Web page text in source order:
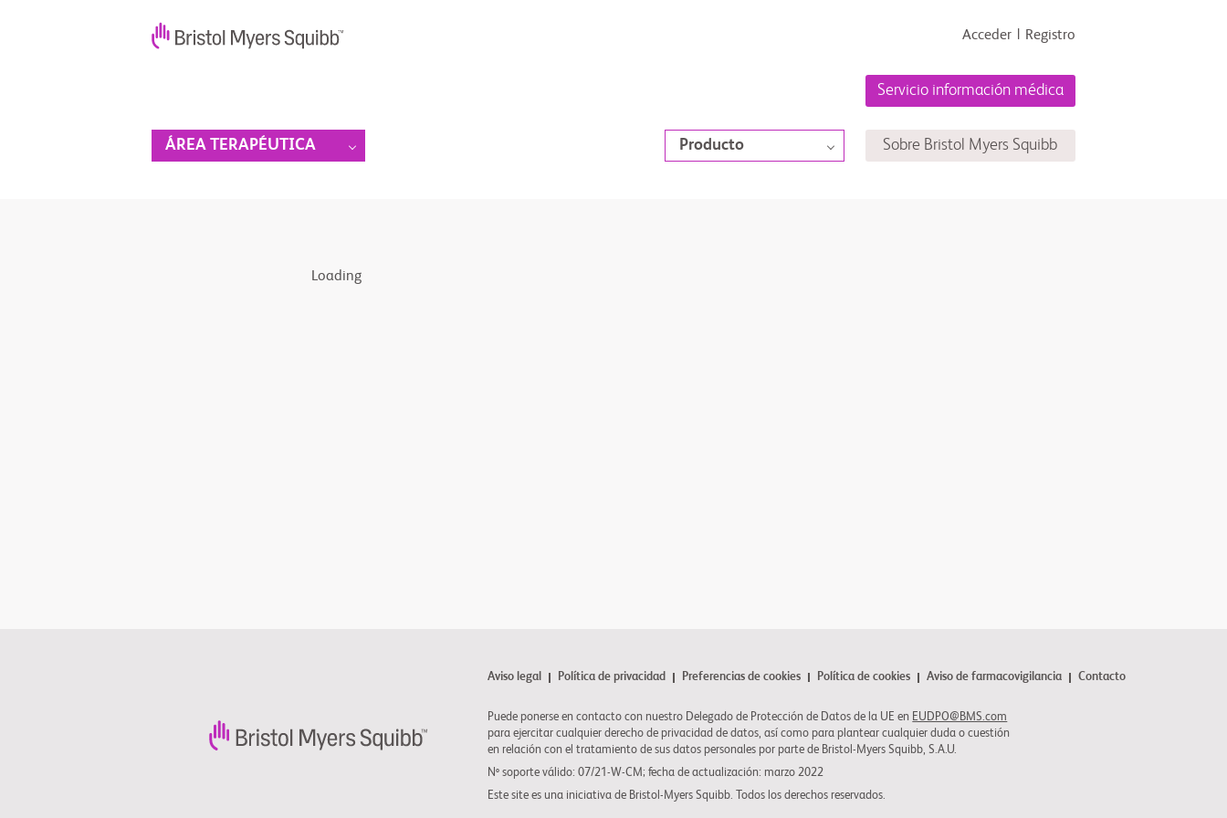
Acceder Registro
ÁREA TERAPÉUTICA Producto
Servicio información médica
Sobre Bristol Myers Squibb
Loading
Aviso legal Política de privacidad Preferencias de cookies Política de cookies Aviso de farmacovigilancia Contacto
Puede ponerse en contacto con nuestro Delegado de Protección de Datos de la UE en EUDPO@BMS.com
para ejercitar cualquier derecho de privacidad de datos, así como para plantear cualquier duda o cuestión
en relación con el tratamiento de sus datos personales por parte de Bristol-Myers Squibb, S.A.U.
Nº soporte válido: 07/21-W-CM; fecha de actualización: marzo 2022
Este site es una iniciativa de Bristol-Myers Squibb. Todos los derechos reservados.